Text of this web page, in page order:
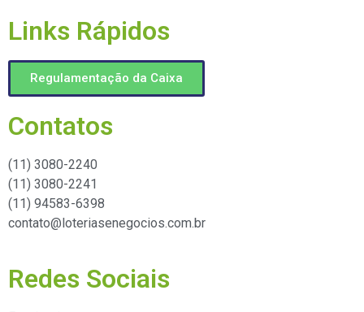
Links Rápidos
Regulamentação da Caixa
Contatos
(11) 3080-2240​
(11) 3080-2241​
(11) 94583-6398
contato@loteriasenegocios.com.br​
Redes Sociais